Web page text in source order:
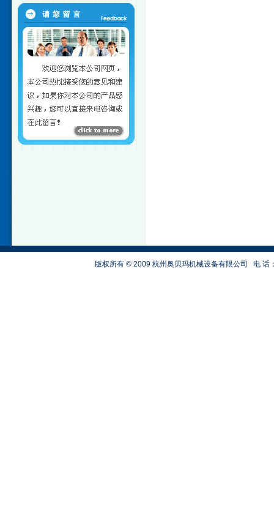
版权所有 © 2009 杭州奥贝玛机械设备有限公司 电 话